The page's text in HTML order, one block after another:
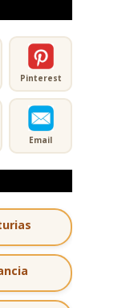
Pinterest
Email